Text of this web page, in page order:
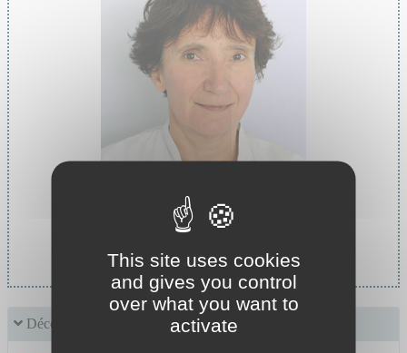
Cheffe de service :
Découvrir le service
This site uses cookies
and gives you control
over what you want to
activate